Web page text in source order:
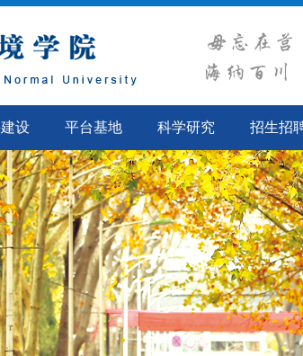
设 平台基地 科学研究 招生招